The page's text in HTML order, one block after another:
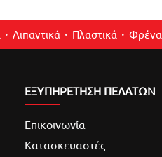
Λιπαντικά Πλαστικά Φρένα
ΕΞΥΠΗΡΕΤΗΣΗ ΠΕΛΑΤΩΝ
Επικοινωνία
Κατασκευαστές